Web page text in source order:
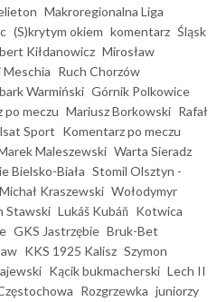
Makroregionalna Liga
(S)krytym okiem komentarz Śląsk
Kiłdanowicz Mirosław
Meschia Ruch Chorzów
Warmiński Górnik Polkowice
po meczu Mariusz Borkowski Rafał
Sport Komentarz po meczu
Maleszewski Warta Sieradz
Bielsko-Biała Stomil Olsztyn -
Michał Kraszewski Wołodymyr
Stawski Lukáš Kubáň Kotwica
GKS Jastrzębie Bruk-Bet
KKS 1925 Kalisz Szymon
Kącik bukmacherski Lech II
Rozgrzewka juniorzy